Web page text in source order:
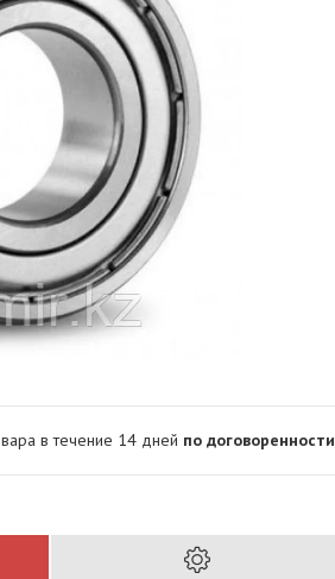
в течение 14 дней по договоренности